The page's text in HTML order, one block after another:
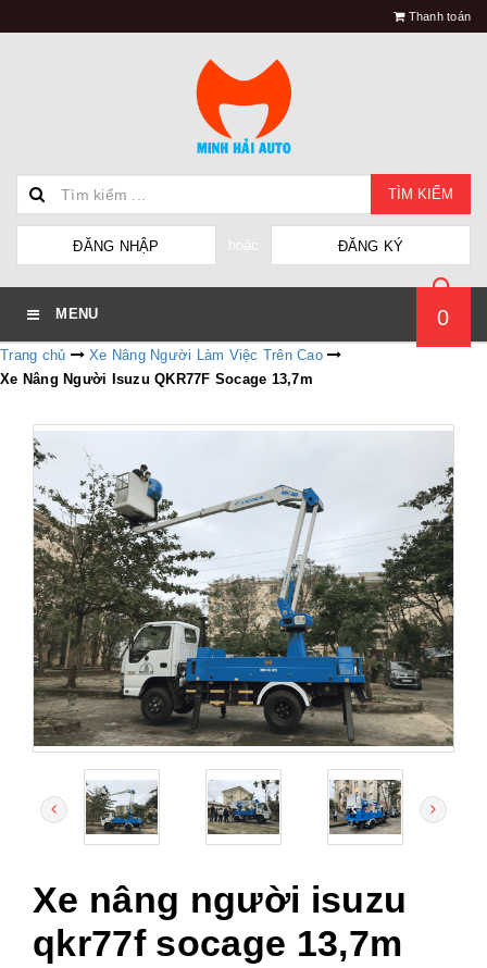
Thanh toán
TÌM KIẾM
ĐĂNG NHẬP hoặc ĐĂNG KÝ
MENU 0
Trang chủ
Xe Nâng Người Làm Việc Trên Cao
Xe Nâng Người Isuzu QKR77F Socage 13,7m
Xe nâng người isuzu
qkr77f socage 13,7m